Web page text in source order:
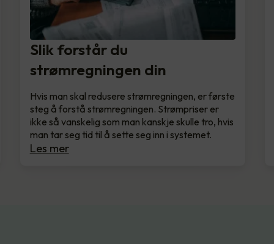
Slik forstår du
strømregningen din
Hvis man skal redusere strømregningen, er første
steg å forstå strømregningen. Strømpriser er
ikke så vanskelig som man kanskje skulle tro, hvis
man tar seg tid til å sette seg inn i systemet.
Les mer